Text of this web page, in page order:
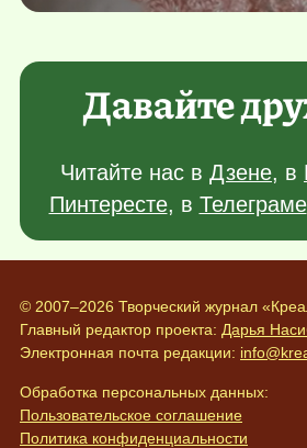
Давайте
Читайте нас в Дзене, в
Пинтересте, в Телеграме
© 2007–2026 Творческий журнал
Главный редактор проекта: Дарья
Электронная почта редакции:
Обработка персональных данных:
Пользовательское соглашение
Политика конфиденциальности